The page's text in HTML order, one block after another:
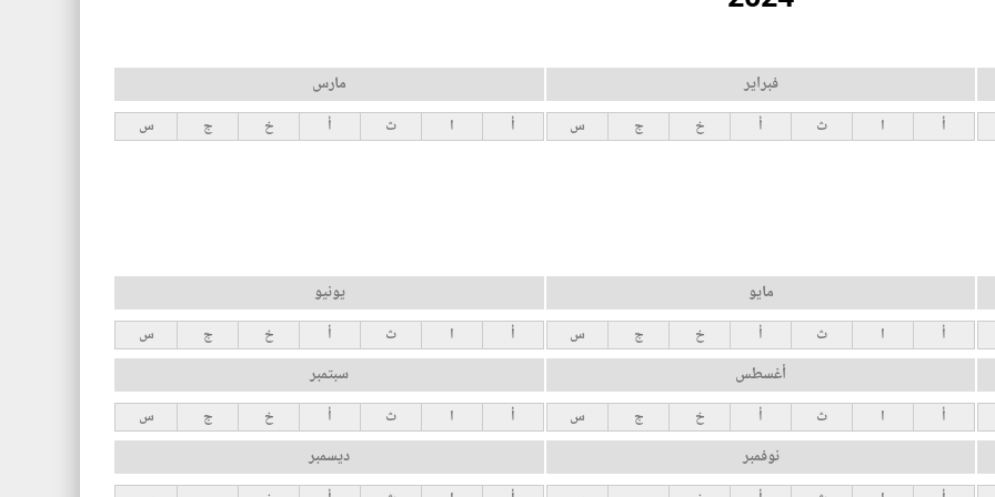
فبراير
أ ا ث أ خ ج س
مارس
أ ا ث أ خ ج س
مايو
أ ا ث أ خ ج س
يونيو
أ ا ث أ خ ج س
أغسطس
أ ا ث أ خ ج س
سبتمبر
أ ا ث أ خ ج س
نوفمبر ديسمبر